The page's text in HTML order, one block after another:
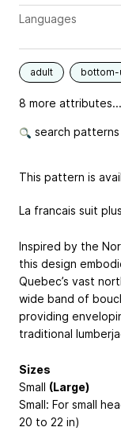
Languages
adult bottom-
8 more attributes...
search
This pattern is
La francais suit
Inspired by the
this design
Quebec’s vast
wide band of
providing
traditional
Sizes
Small (Large)
Small: For small
20 to 22 in)